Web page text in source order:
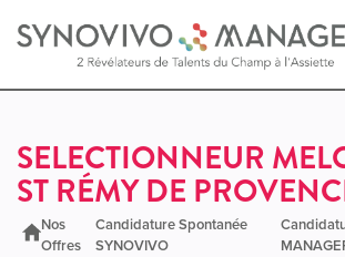
Retour au site MANAGERIA
SELECTIONNEUR
ST RÉMY DE
Nos
Offres
Candidature Spontanée
SYNOVIVO